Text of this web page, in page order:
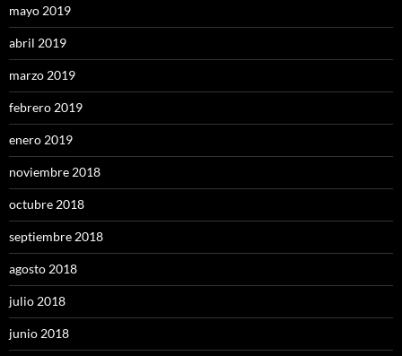
mayo 2019
abril 2019
marzo 2019
febrero 2019
enero 2019
noviembre 2018
octubre 2018
septiembre 2018
agosto 2018
julio 2018
junio 2018